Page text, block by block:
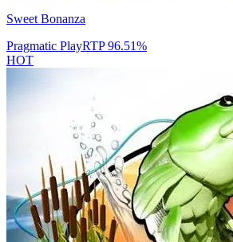
Sweet Bonanza
Pragmatic PlayRTP96.51%
HOT